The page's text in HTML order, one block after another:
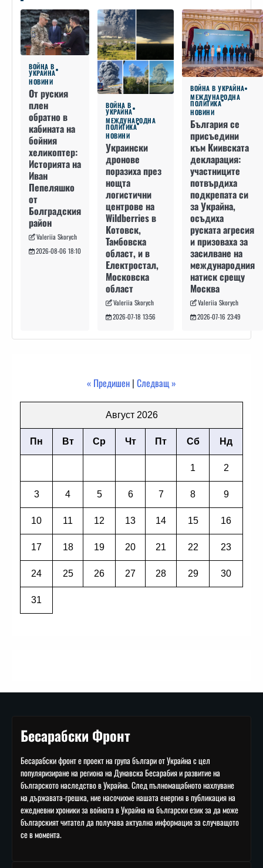
ВОЙНА В
УКРАЙНА
НОВИНИ
От руския
плен
обратно в
кабината на
бойния
хеликоптер:
Историята на
Иван
Пепеляшко
от
Болградския
район
Valeriia Skorych
2026-08-06 18:10
ВОЙНА В
УКРАЙНА
МЕЖДУНАРОДНА
ПОЛИТИКА
НОВИНИ
Украински
дронове
поразиха през
нощта
логистични
центрове на
Wildberries в
Котовск,
Тамбовска
област, и в
Електростал,
Московска
област
Valeriia Skorych
2026-07-18 13:56
ВОЙНА В УКРАЙНА
МЕЖДУНАРОДНА
ПОЛИТИКА
НОВИНИ
България се
присъедини
към Киивската
декларация:
участниците
потвърдиха
подкрепата си
за Украйна,
осъдиха
руската агресия
и призоваха за
засилване на
международния
натиск срещу
Москва
Valeriia Skorych
2026-07-16 23:49
« Предишен | Следващ »
Август 2026
Пн Вт Ср Чт Пт Сб Нд
1 2
3 4 5 6 7 8 9
10 11 12 13 14 15 16
17 18 19 20 21 22 23
24 25 26 27 28 29 30
31
Бесарабски Фронт
Бесарабски фронт е проект на група българи от Украйна с цел
популяризиране на региона на Дунавска Бесарабия и развитие на
българското наследство в Украйна. След пълномащабното нахлуване
на държавата-грешка, ние насочихме нашата енергия в публикация на
ежедневни хроники за войната в Украйна на български език за да може
българският читател да получава актуална информация за случващото
се в момента.